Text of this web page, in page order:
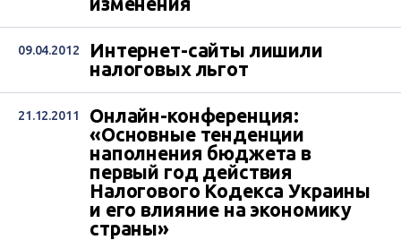
09.04.2012
Интернет-сайты лишили
налоговых льгот
21.12.2011
Онлайн-конференция:
«Основные тенденции
наполнения бюджета в
первый год действия
Налогового Кодекса Украины
и его влияние на экономику
страны»